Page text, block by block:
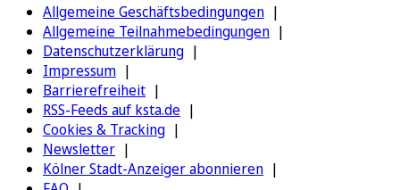
Allgemeine Geschäftsbedingungen
Allgemeine Teilnahmebedingungen
Datenschutzerklärung
Impressum
Barrierefreiheit
RSS-Feeds auf ksta.de
Cookies & Tracking
Newsletter
Kölner Stadt-Anzeiger abonnieren